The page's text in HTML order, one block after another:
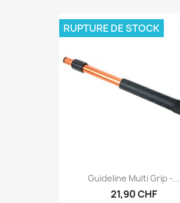
Guideline Multi Grip -...
21,90 CHF
RUPTURE DE STOCK